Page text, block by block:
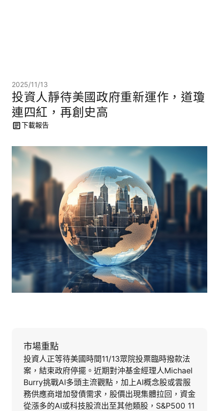
2025/11/13
投資人靜待美國政府重新運作，道瓊
連四紅，再創史高
下載報告
市場重點
投資人正等待美國時間11/13眾院投票臨時撥款法
案，結束政府停擺。近期對沖基金經理人Michael
Burry挑戰AI多頭主流觀點，加上AI概念股或雲服
務供應商增加發債需求，股價出現集體拉回，資金
從漲多的AI或科技股流出至其他類股，S&P500 11